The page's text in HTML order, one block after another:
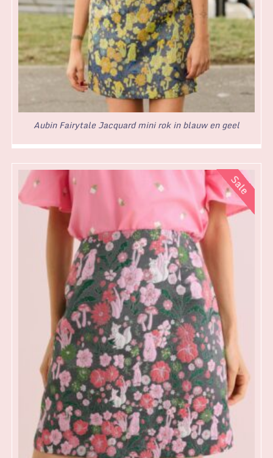
Aubin Fairytale Jacquard mini rok in blauw en geel